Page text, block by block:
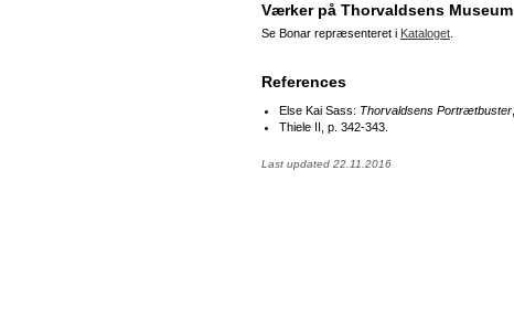
Værker på Thorvaldsens Museum
Se Bonar repræsenteret i Kataloget
References
Else Kai Sass: Thorvaldsens Portrætbuster
Thiele II, p. 342-343.
Last updated 22.11.2016